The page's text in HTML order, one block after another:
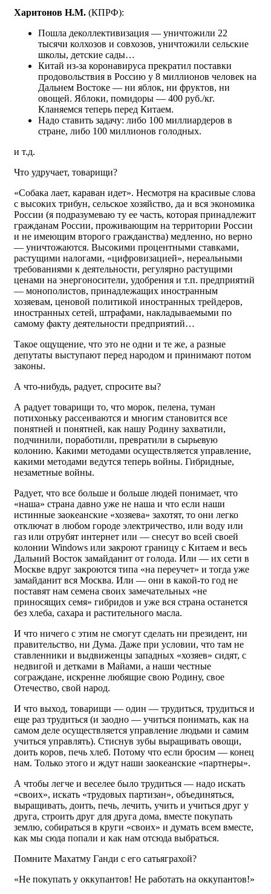
Харитонов Н.М. (КПРФ):
Пошла деколлективизация — уничтожили 22
тысячи колхозов и совхозов, уничтожили сельские
школы, детские сады…
Китай из-за коронавируса прекратил поставки
продовольствия в Россию у 8 миллионов человек на
Дальнем Востоке — ни яблок, ни фруктов, ни
овощей. Яблоки, помидоры — 400 руб./кг.
Кланяемся теперь перед Китаем.
Надо ставить задачу: либо 100 миллиардеров в
стране, либо 100 миллионов голодных.
и т.д.
Что удручает, товарищи?
«Собака лает, караван идет». Несмотря на красивые слова
с высоких трибун, сельское хозяйство, да и вся экономика
России (я подразумеваю ту ее часть, которая принадлежит
гражданам России, проживающим на территории России
и не имеющим второго гражданства) медленно, но верно
— уничтожаются. Высокими процентными ставками,
растущими налогами, «цифровизацией», нереальными
требованиями к деятельности, регулярно растущими
ценами на энергоносители, удобрения и т.п. предприятий
— монополистов, принадлежащих иностранным
хозяевам, ценовой политикой иностранных трейдеров,
иностранных сетей, штрафами, накладываемыми по
самому факту деятельности предприятий…
Такое ощущение, что это не одни и те же, а разные
депутаты выступают перед народом и принимают потом
законы.
А что-нибудь, радует, спросите вы?
А радует товарищи то, что морок, пелена, туман
потихоньку рассеиваются и многим становится все
понятней и понятней, как нашу Родину захватили,
подчинили, поработили, превратили в сырьевую
колонию. Какими методами осуществляется управление,
какими методами ведутся теперь войны. Гибридные,
незаметные войны.
Радует, что все больше и больше людей понимает, что
«наша» страна давно уже не наша и что если наши
истинные заокеанские «хозяева» захотят, то они легко
отключат в любом городе электричество, или воду или
газ или отрубят интернет или — снесут во всей своей
колонии Windows или закроют границу с Китаем и весь
Дальний Восток замайданит от голода. Или — их сети в
Москве вдруг закроются типа «на переучет» и тогда уже
замайданит вся Москва. Или — они в какой-то год не
поставят нам семена своих замечательных «не
приносящих семя» гибридов и уже вся страна останется
без хлеба, сахара и растительного масла.
И что ничего с этим не смогут сделать ни президент, ни
правительство, ни Дума. Даже при условии, что там не
ставленники и выдвиженцы западных «хозяев» сидят, с
недвигой и детками в Майами, а наши честные
сограждане, искренне любящие свою Родину, свое
Отечество, свой народ.
И что выход, товарищи — один — трудиться, трудиться и
еще раз трудиться (и заодно — учиться понимать, как на
самом деле осуществляется управление людьми и самим
учиться управлять). Стиснув зубы выращивать овощи,
доить коров, печь хлеб. Потому что если бросим — конец
нам. Только этого и ждут наши заокеанские «партнеры».
А чтобы легче и веселее было трудиться — надо искать
«своих», искать «трудовых партизан», объединяться,
выращивать, доить, печь, лечить, учить и учиться друг у
друга, строить друг для друга дома, вместе покупать
землю, собираться в круги «своих» и думать всем вместе,
как мы сюда попали и как нам отсюда выбраться.
Помните Махатму Ганди с его сатьяграхой?
«Не покупать у оккупантов! Не работать на оккупантов!»